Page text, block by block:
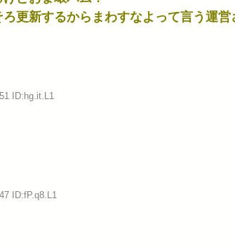
更新するからまわすなよって言う運営
ID:hg.it.L1
ID:fP.q8.L1